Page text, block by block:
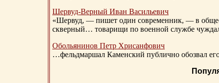
Шервуд-Верный Иван Васильевич
«Шервуд, — пишет один современник, — в
скверный… товарищи по военной службе
Обольянинов Петр Хрисанфович
…фельдмаршал Каменский публично обозвал